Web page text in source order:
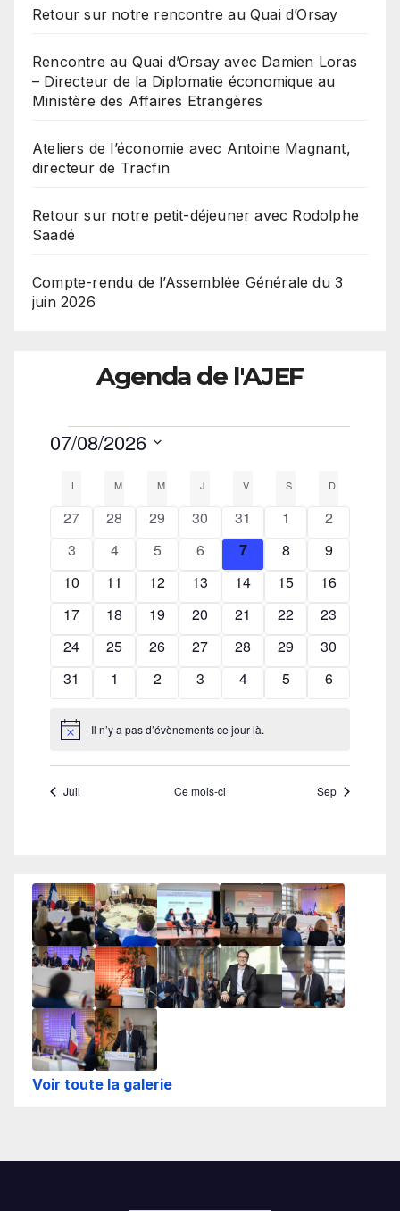
Retour sur notre rencontre au Quai d’Orsay
Rencontre au Quai d’Orsay avec Damien Loras
– Directeur de la Diplomatie économique au
Ministère des Affaires Etrangères
Ateliers de l’économie avec Antoine Magnant,
directeur de Tracfin
Retour sur notre petit-déjeuner avec Rodolphe
Saadé
Compte-rendu de l’Assemblée Générale du 3
juin 2026
Agenda de l'AJEF
Voir toute la galerie